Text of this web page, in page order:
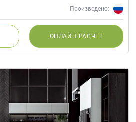
Произведено:
ОНЛАЙН РАСЧЕТ